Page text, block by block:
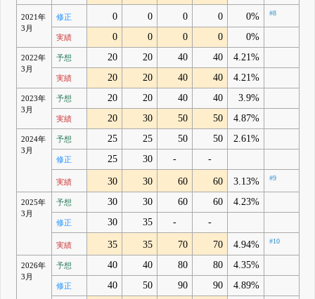
2021年
3月
修正 0 0 0 0 0% #8
実績 0 0 0 0 0%
2022年
3月
予想 20 20 40 40 4.21%
実績 20 20 40 40 4.21%
2023年
3月
予想 20 20 40 40 3.9%
実績 20 30 50 50 4.87%
2024年
3月
予想 25 25 50 50 2.61%
修正 25 30 - -
実績 30 30 60 60 3.13% #9
2025年
3月
予想 30 30 60 60 4.23%
修正 30 35 - -
実績 35 35 70 70 4.94% #10
2026年
3月
予想 40 40 80 80 4.35%
修正 40 50 90 90 4.89%